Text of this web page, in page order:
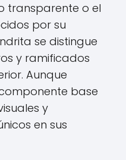
transparente o el
por su
se distingue
y ramificados
Aunque
base
y
en sus